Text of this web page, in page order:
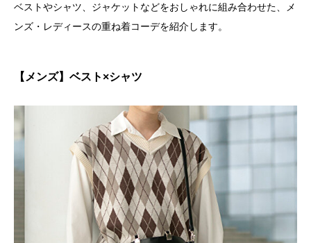
ベストやシャツ、ジャケットなどをおしゃれに組み合わせた、メ
ンズ・レディースの重ね着コーデを紹介します。
【メンズ】ベスト×シャツ